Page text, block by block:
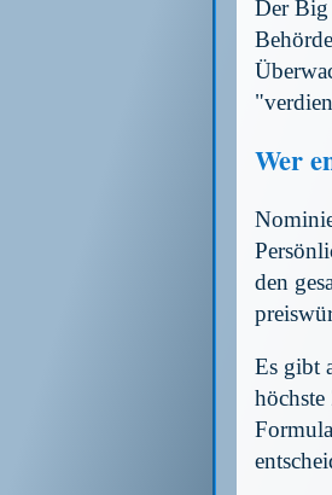
Der Big
Wer
den
Es gibt